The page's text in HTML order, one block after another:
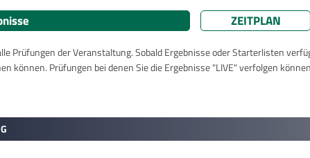
ZEITPLAN
Prüfungen der Veranstaltung. Sobald Ergebnisse oder Starterlisten
können. Prüfungen bei denen Sie die Ergebnisse "LIVE" verfolgen